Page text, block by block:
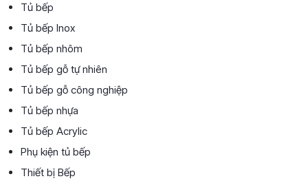
Tủ bếp
Tủ bếp Inox
Tủ bếp nhôm
Tủ bếp gỗ tự nhiên
Tủ bếp gỗ công nghiệp
Tủ bếp nhựa
Tủ bếp Acrylic
Phụ kiện tủ bếp
Thiết bị Bếp